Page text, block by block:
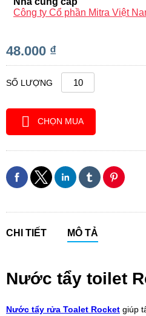
Công ty Cổ phần Mitra Việt
48.000 ₫
SỐ LƯỢNG
CHỌN MUA
CHI TIẾT MÔ TẢ
Nước tẩy toilet
Nước tẩy rửa Toalet Rocket giúp